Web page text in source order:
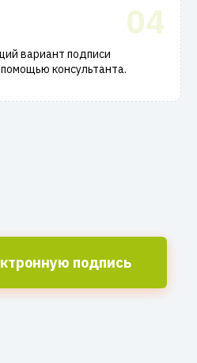
04
вариант подписи
консультанта.
подпись